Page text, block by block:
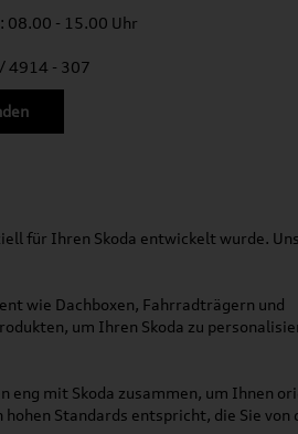
08.00 - 15.00 Uhr
4914 - 307
für Ihren Skoda entwickelt wurde.
wie Dachboxen, Fahrradträgern und
um Ihren Skoda zu
mit Skoda zusammen, um Ihnen
Standards entspricht, die Sie von